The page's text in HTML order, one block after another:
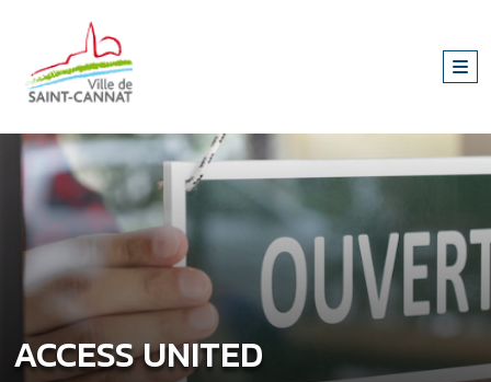
ACCESS UNITED